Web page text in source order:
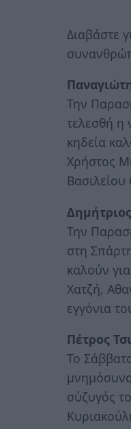
Διαβάστε
Την
τελεσθή η
κηδεία
Χρήστος
Την
στη
καλούν
Χατζή,
εγγόνια
Πέτρος
Το
σύζυγός